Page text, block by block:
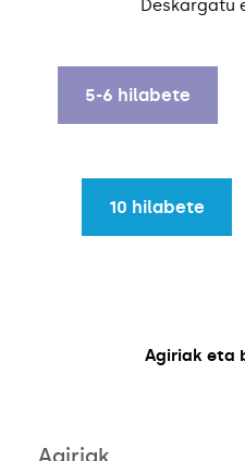
Deskargatu
5-6 hilabete
10 hilabete
Agiriak eta
Agiriak